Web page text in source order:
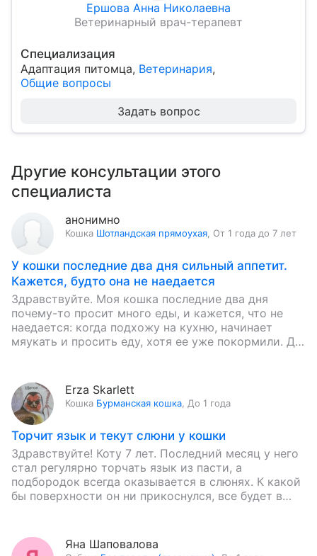
Ершова Анна Николаевна
Ветеринарный врач-терапевт
Специализация
Адаптация питомца, Ветеринария,
Общие вопросы
Задать вопрос
Другие консультации этого
специалиста
анонимно
Кошка Шотландская прямоухая От 1 года до 7 лет
У кошки последние два дня сильный аппетит.
Кажется, будто она не наедается
Здравствуйте. Моя кошка последние два дня
почему-то просит много еды, и кажется, что не
наедается: когда подхожу на кухню, начинает
мяукать и просить еду, хотя ее уже покормили. До
Erza Skarlett
Кошка Бурманская кошка До 1 года
Торчит язык и текут слюни у кошки
Здравствуйте! Коту 7 лет. Последний месяц у него
стал регулярно торчать язык из пасти, а
подбородок всегда оказывается в слюнях. К какой
бы поверхности он ни прикоснулся, все будет в…
Яна Шаповалова